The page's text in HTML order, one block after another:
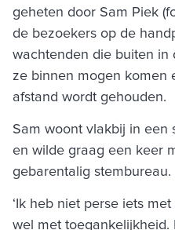
geheten door Sam Piek
de bezoekers op de
wachtenden die buiten in
ze binnen mogen komen
afstand wordt gehouden.
Sam woont vlakbij in een
en wilde graag een keer
gebarentalig stembureau.
‘Ik heb niet perse iets met
wel met toegankelijkheid.